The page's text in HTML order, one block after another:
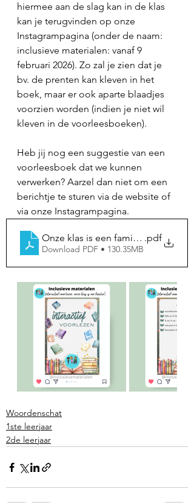
hiermee aan de slag kan in de klas
kan je terugvinden op onze
Instagrampagina (onder de naam:
inclusieve materialen: vanaf 9
februari 2026). Zo zal je zien dat je
bv. de prenten kan kleven in het
boek, maar er ook aparte blaadjes
voorzien worden (indien je niet wil
kleven in de voorleesboeken).
Heb jij nog een suggestie van een
voorleesboek dat we kunnen
verwerken? Aarzel dan niet om een
berichtje te sturen via de website of
via onze Instagrampagina.
Onze klas is een familie opdrachtjes
.pdf
Download PDF • 130.35MB
Woordenschat
1ste leerjaar
2de leerjaar